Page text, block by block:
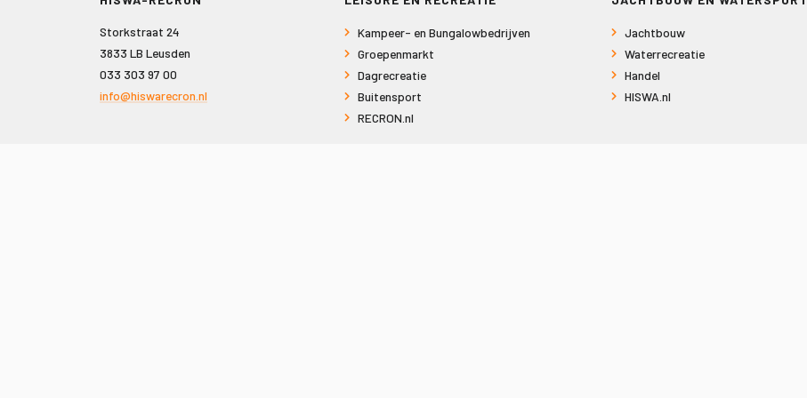
Storkstraat 24
3833 LB Leusden
033 303 97 00
info@hiswarecron.nl
Kampeer- en Bungalowbedrijven
Groepenmarkt
Dagrecreatie
Buitensport
RECRON.nl
Jachtbouw
Waterrecreatie
Handel
HISWA.nl